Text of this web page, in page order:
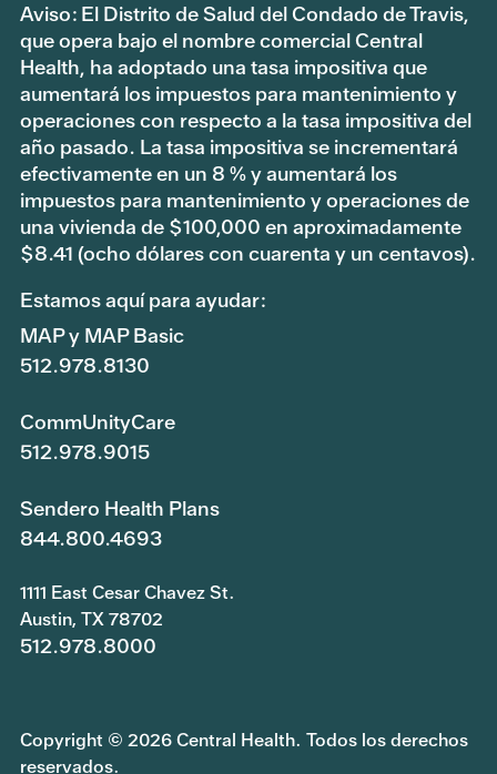
Aviso: El Distrito de Salud del Condado de Travis,
que opera bajo el nombre comercial Central
Health, ha adoptado una tasa impositiva que
aumentará los impuestos para mantenimiento y
operaciones con respecto a la tasa impositiva del
año pasado. La tasa impositiva se incrementará
efectivamente en un 8 % y aumentará los
impuestos para mantenimiento y operaciones de
una vivienda de $100,000 en aproximadamente
$8.41 (ocho dólares con cuarenta y un centavos).
Estamos aquí para ayudar:
MAP y MAP Basic
512.978.8130
CommUnityCare
512.978.9015
Sendero Health Plans
844.800.4693
1111 East Cesar Chavez St.
Austin, TX 78702
512.978.8000
Copyright © 2026 Central Health. Todos los derechos
reservados.